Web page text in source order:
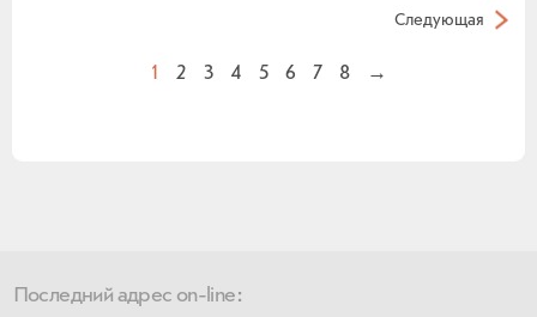
Следующая
1 2 3 4 5 6 7 8 →
Последний адрес on-line: